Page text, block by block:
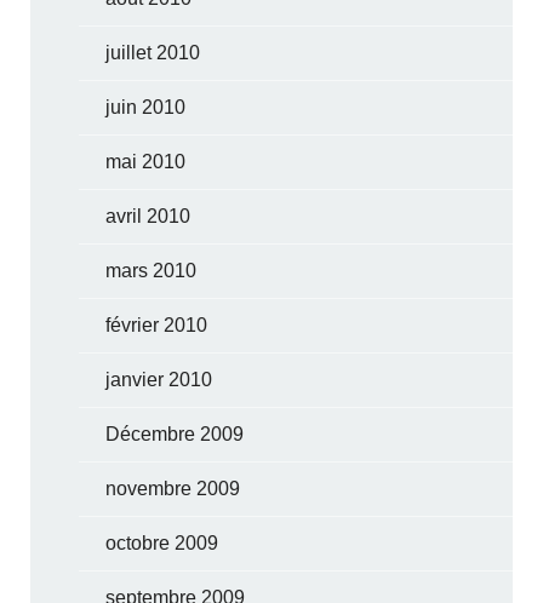
juillet 2010
juin 2010
mai 2010
avril 2010
mars 2010
février 2010
janvier 2010
Décembre 2009
novembre 2009
octobre 2009
septembre 2009